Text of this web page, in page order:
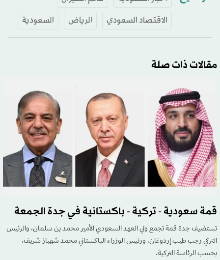
الاقتصاد السعودي
الرياض السعودية
مقالات ذات صلة
قمة سعودية - تركية - باكستانية في جدة الجمعة
تستضيف جدة قمة تجمع ولي العهد السعودي الأمير محمد بن سلمان، والرئيس
التركي رجب طيب إردوغان، ورئيس الوزراء الباكستاني محمد شهباز شريف،
بحسب الرئاسة التركية.